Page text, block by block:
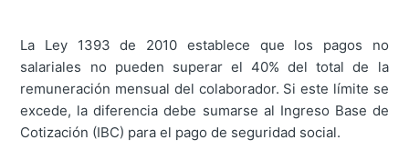
La Ley 1393 de 2010 establece que los pagos no
salariales no pueden superar el 40% del total de la
remuneración mensual del colaborador. Si este límite se
excede, la diferencia debe sumarse al Ingreso Base de
Cotización (IBC) para el pago de seguridad social.